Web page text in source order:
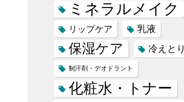
ミネラルメイク
リップケア 乳液
保湿ケア 冷えとり
制汗剤・デオドラント
化粧水・トナー